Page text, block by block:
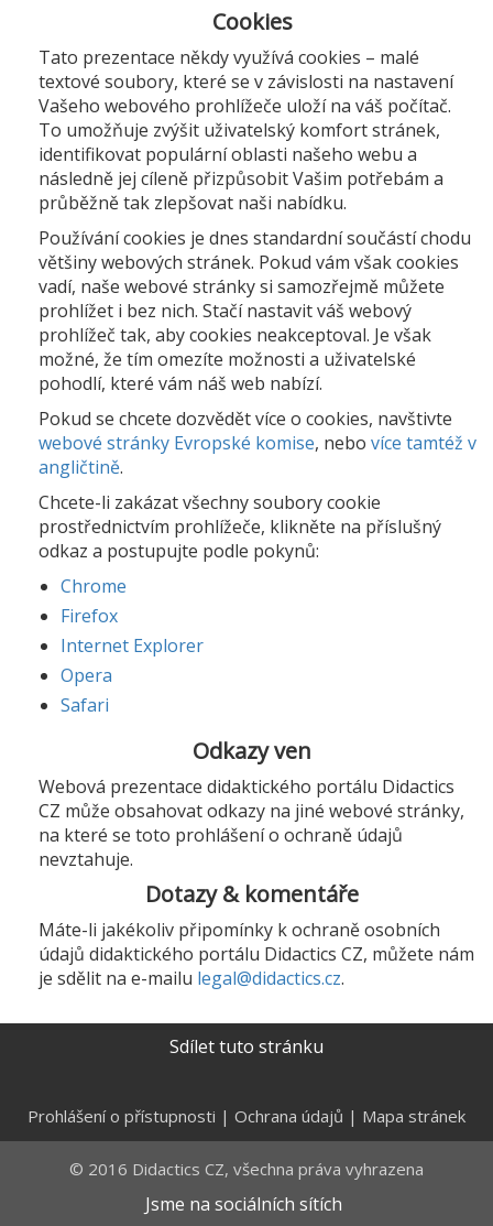
Cookies
Tato prezentace někdy využívá cookies – malé
textové soubory, které se v závislosti na nastavení
Vašeho webového prohlížeče uloží na váš počítač.
To umožňuje zvýšit uživatelský komfort stránek,
identifikovat populární oblasti našeho webu a
následně jej cíleně přizpůsobit Vašim potřebám a
průběžně tak zlepšovat naši nabídku.
Používání cookies je dnes standardní součástí chodu
většiny webových stránek. Pokud vám však cookies
vadí, naše webové stránky si samozřejmě můžete
prohlížet i bez nich. Stačí nastavit váš webový
prohlížeč tak, aby cookies neakceptoval. Je však
možné, že tím omezíte možnosti a uživatelské
pohodlí, které vám náš web nabízí.
Pokud se chcete dozvědět více o cookies, navštivte
webové stránky Evropské komise, nebo více tamtéž v
angličtině.
Chcete-li zakázat všechny soubory cookie
prostřednictvím prohlížeče, klikněte na příslušný
odkaz a postupujte podle pokynů:
Chrome
Firefox
Internet Explorer
Opera
Safari
Odkazy ven
Webová prezentace didaktického portálu Didactics
CZ může obsahovat odkazy na jiné webové stránky,
na které se toto prohlášení o ochraně údajů
nevztahuje.
Dotazy & komentáře
Máte-li jakékoliv připomínky k ochraně osobních
údajů didaktického portálu Didactics CZ, můžete nám
je sdělit na e-mailu legal@didactics.cz.
Sdílet tuto stránku
Prohlášení o přístupnosti | Ochrana údajů | Mapa stránek
© 2016 Didactics CZ, všechna práva vyhrazena
Jsme na sociálních sítích